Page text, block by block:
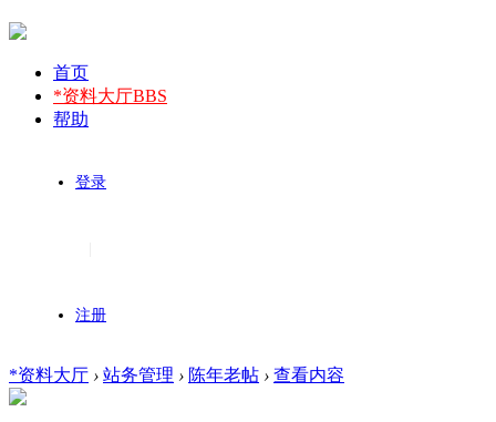
首页
*资料大厅BBS
帮助
登录
注册
*资料大厅 › 站务管理 › 陈年老帖 › 查看内容